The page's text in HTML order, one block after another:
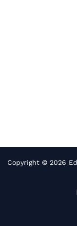
Copyright © 2026